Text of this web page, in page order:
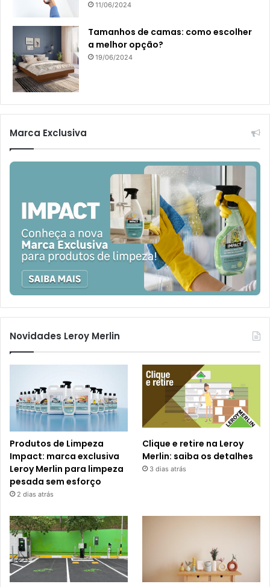
11/06/2024
Tamanhos de camas: como escolher
a melhor opção?
19/06/2024
Marca Exclusiva
Novidades Leroy Merlin
Produtos de Limpeza
Impact: marca exclusiva
Leroy Merlin para limpeza
pesada sem esforço
2 dias atrás
Clique e retire na Leroy
Merlin: saiba os detalhes
3 dias atrás